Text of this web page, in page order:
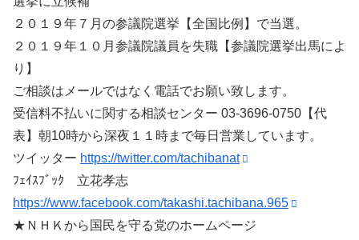
２０１９年７月の参議院選挙【全国比例】で当選。
２０１９年１０月参議院議員を失職【参議院選挙出馬によ
り】
ご相談はメールではなく電話でお願い致します。
受信料不払いに関する相談センター 03-3696-0750【代
表】朝10時から深夜１１時まで毎日営業しています。
ツイッター https://twitter.com/tachibanat
ﾌｪｲｽﾌﾞｯｸ 立花孝志
https://www.facebook.com/takashi.tachibana.965
★ＮＨＫから国民を守る党のホームページ